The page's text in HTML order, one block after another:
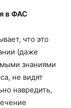
в ФАС
что это
(даже
знаниями
не видят
навредить,